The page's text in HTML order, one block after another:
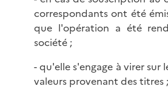
correspondants ont été
que l'opération a été
société ;
- qu'elle s'engage à virer sur
valeurs provenant des titres ;